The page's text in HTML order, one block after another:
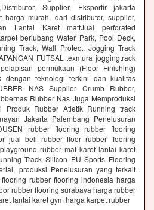
Supplier, Eksportir jakarta
murah, dari distributor, supplier,
Lantai Karet mattJual perforated
berlubang Water Park, Pool Deck,
Track, Wall Protect, Jogging Track
FUTSAL texmura joggingtrack
permukaan (Floor Finishing)
dengan teknologi terkini dan kualitas
NAS Supplier Crumb Rubber,
Rubber Nas Juga Memproduksi
Produk Rubber Atletik Running track
Jakarta Palembang Penelusuran
rubber flooring rubber flooring
jual beli rubber floor rubber flooring
rubber mat karet lantai karet
Track Silicon PU Sports Flooring
produksi Penelusuran yang terkait
rubber flooring indonesia harga
rubber flooring surabaya harga rubber
lantai karet gym harga karpet rubber